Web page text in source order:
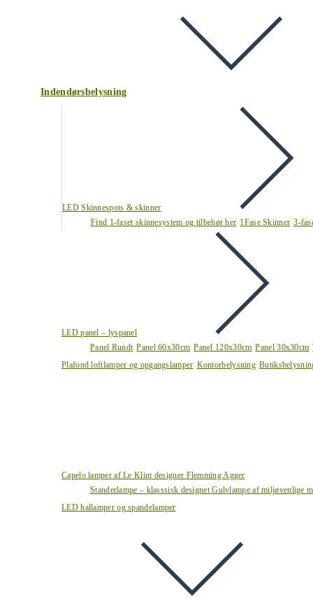
Indendørsbelysning
LED Skinnespots & skinner
Find 1-faset skinnesystem og tilbehør her 1Fase Skinner 3-
LED panel – lyspanel
Panel Rundt Panel 60x30cm Panel 120x30cm Panel 30x30cm
Plafond loftlamper og opgangslamper Kontorbelysning
Capelo lamper af Le Klint designer Flemming Agger
Standerlampe – klasssisk designet Gulvlampe af miljøvenlige
LED hallamper og spandelamper